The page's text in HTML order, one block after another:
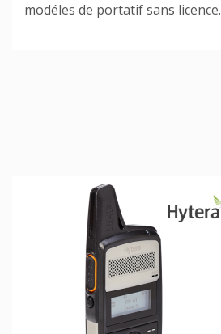
modéles de portatif sans licence.